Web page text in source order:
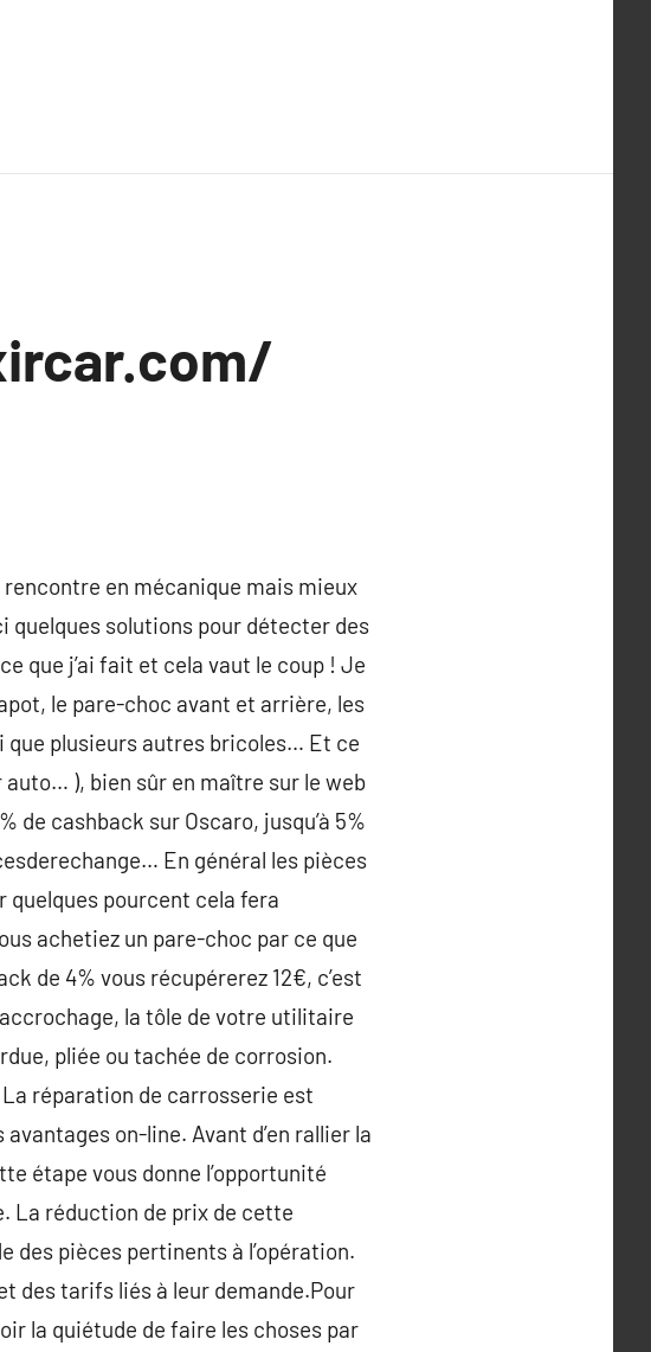
en mécanique mais mieux
quelques solutions pour détecter des
que j’ai fait et cela vaut le coup ! Je
le pare-choc avant et arrière, les
que plusieurs autres bricoles… Et ce
auto… ), bien sûr en maître sur le web
de cashback sur Oscaro, jusqu’à 5%
En général les pièces
quelques pourcent cela fera
achetiez un pare-choc par ce que
de 4% vous récupérerez 12€, c’est
accrochage, la tôle de votre utilitaire
pliée ou tachée de corrosion.
réparation de carrosserie est
on-line. Avant d’en rallier la
étape vous donne l’opportunité
La réduction de prix de cette
pièces pertinents à l’opération.
des tarifs liés à leur demande.Pour
la quiétude de faire les choses par